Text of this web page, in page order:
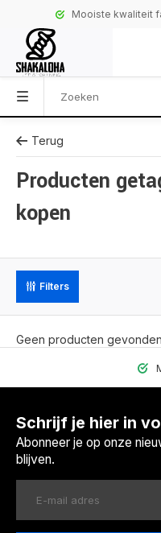
Mooiste kwaliteit fair
Terug
Producten
kopen
Filters
Geen producten
Mooiste
Schrijf je hier in
Abonneer je op onze
blijven.